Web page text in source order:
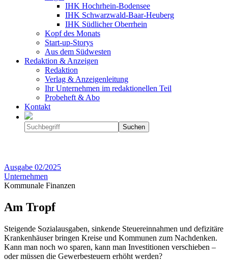
IHK Hochrhein-Bodensee
IHK Schwarzwald-Baar-Heuberg
IHK Südlicher Oberrhein
Kopf des Monats
Start-up-Storys
Aus dem Südwesten
Redaktion & Anzeigen
Redaktion
Verlag & Anzeigenleitung
Ihr Unternehmen im redaktionellen Teil
Probeheft & Abo
Kontakt
Ausgabe 02/2025
Unternehmen
Kommunale Finanzen
Am Tropf
Steigende Sozialausgaben, sinkende Steuereinnahmen und defizitäre
Krankenhäuser bringen Kreise und Kommunen zum Nachdenken.
Kann man noch wo sparen, kann man Investitionen verschieben –
oder müssen die Gewerbesteuern erhöht werden?